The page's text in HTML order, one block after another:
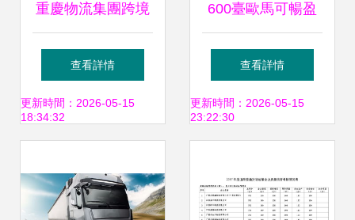
重慶物流集團跨境
公路班車 南川大宗
綠色建材出海運輸
查看詳情
更新時間：2026-05-15
18:34:32
600臺歐馬可暢盈
版國六超卡交付全
路程，強強聯合賦
路運輸高質量發展
查看詳情
更新時間：2026-05-15
23:22:30